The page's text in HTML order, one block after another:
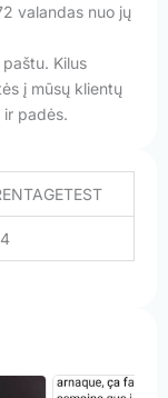
valandas nuo jų
Kilus
į mūsų klientų
padės.